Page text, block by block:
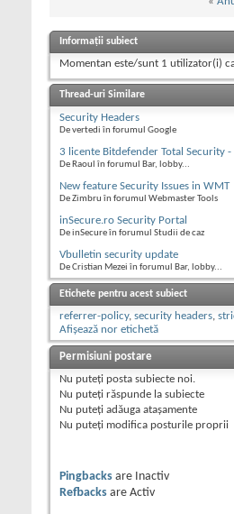
Informații subiect
Momentan este/sunt 1 utilizator(i)
Thread-uri Similare
Security Headers
De vertedi în forumul Google
3 licente Bitdefender Total Security -
De Raoul în forumul Bar, lobby...
New feature Security Issues in WMT
De Zimbru în forumul Webmaster Tools
inSecure.ro Security Portal
De inSecure în forumul Studii de caz
Vbulletin security update
De Cristian Mezei în forumul Bar, lobby...
Etichete pentru acest subiect
referrer-policy, security headers,
Afișează nor etichetă
Permisiuni postare
Nu puteţi posta subiecte noi.
Nu puteţi răspunde la subiecte
Nu puteţi adăuga ataşamente
Nu puteţi modifica posturile proprii
Pingbacks are
Inactiv
Refbacks are Activ